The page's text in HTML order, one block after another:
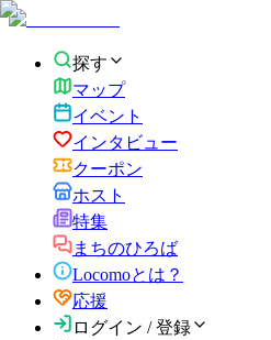
探す
マップ
イベント
インタビュー
クーポン
ホスト
特集
まちのひろば
Locomoとは？
応援
ログイン / 登録